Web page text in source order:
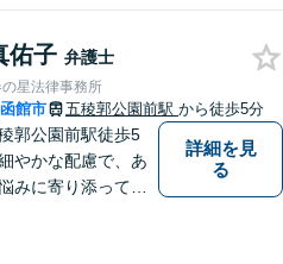
佑子 弁護士
星法律事務所
函館市 五稜郭公園前駅 から徒歩5分
郭公園前駅徒歩5
やかな配慮で、あ
みに寄り添って対
詳細を見
る